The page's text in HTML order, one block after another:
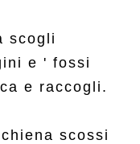
scogli
e ' fossi
e raccogli.
scossi